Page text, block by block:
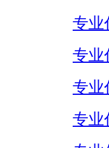
专业
专业
专业
专业